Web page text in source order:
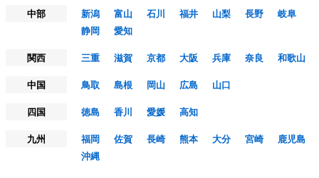
中部
新潟 富山 石川 福井 山梨 長野
岐阜
静岡
愛知
関西
三重 滋賀 京都 大阪 兵庫 奈良
和歌山
中国
鳥取 島根 岡山 広島
山口
四国
徳島 香川 愛媛
高知
九州
福岡 佐賀 長崎 熊本 大分 宮崎
鹿児島
沖縄